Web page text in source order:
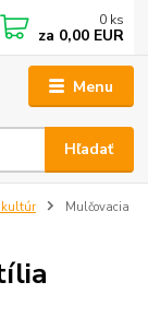
Menu
Hľadať
0 ks
za 0,00 EUR
kultúr
Mulčovacia